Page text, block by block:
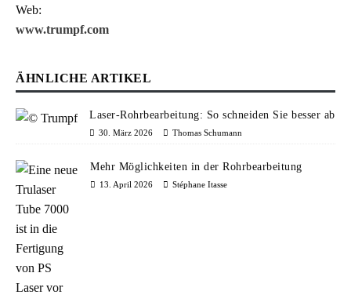
Web:
www.trumpf.com
ÄHNLICHE ARTIKEL
Laser-Rohrbearbeitung: So schneiden Sie besser ab
30. März 2026 Thomas Schumann
Mehr Möglichkeiten in der Rohrbearbeitung
13. April 2026 Stéphane Itasse